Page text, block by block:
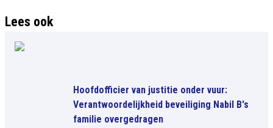
Lees ook
Hoofdofficier van justitie onder vuur:
Verantwoordelijkheid beveiliging Nabil B's
familie overgedragen